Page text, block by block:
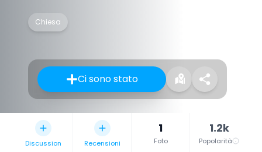
Chiesa
Ci sono stato
Discussion Recensioni
1
Foto
1.2k
Popolarità